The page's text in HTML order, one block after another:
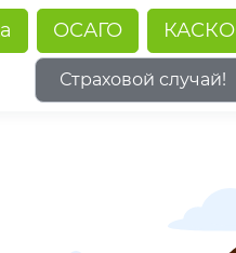
ОСАГО КАСКО
Страховой случай!